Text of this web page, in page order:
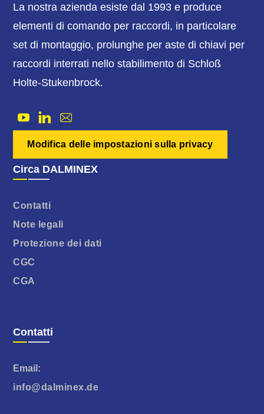
La nostra azienda esiste dal 1993 e produce
elementi di comando per raccordi, in particolare
set di montaggio, prolunghe per aste di chiavi per
raccordi interrati nello stabilimento di Schloß
Holte-Stukenbrock.
Modifica delle impostazioni sulla privacy
Circa DALMINEX
Contatti
Note legali
Protezione dei dati
CGC
CGA
Contatti
Email:
info@dalminex.de